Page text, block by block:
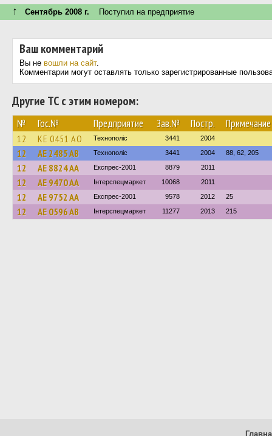
↑ Сентябрь 2008 г. Поступил на предприятие
Ваш комментарий
Вы не вошли на сайт.
Комментарии могут оставлять только зарегистрированные
Другие ТС с этим номером:
№ Гос.№ Предприятие Зав.№ Постр. Примечание
12 KE 0451 AO Технополіс 3441 2004
12 AE 2485 AB Технополіс 3441 2004 88, 62, 205
12 AE 8824 AA Експрес-2001 8879 2011
12 AE 9470 AA Інтерспецмаркет 10068 2011
12 AE 9752 AA Експрес-2001 9578 2012 25
12 AE 0596 AB Інтерспецмаркет 11277 2013 215